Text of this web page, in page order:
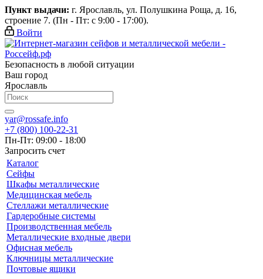
Пункт выдачи: г. Ярославль, ул. Полушкина Роща, д. 16,
строение 7. (Пн - Пт: с 9:00 - 17:00).
Войти
Безопасность в любой ситуации
Ваш город
Ярославль
yar@rossafe.info
+7 (800) 100-22-31
Пн-Пт: 09:00 - 18:00
Запросить счет
Каталог
Сейфы
Шкафы металлические
Медицинская мебель
Стеллажи металлические
Гардеробные системы
Производственная мебель
Металлические входные двери
Офисная мебель
Ключницы металлические
Почтовые ящики